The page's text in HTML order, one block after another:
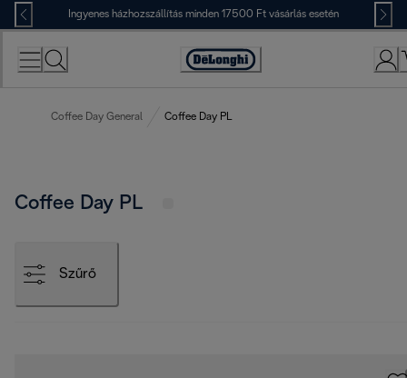
Skip
to
Content
Ingyenes házhozszállítás minden 17500 Ft vásárlás esetén
Accessibility
Coffee Day General Coffee Day PL
Coffee Day PL
Szűrő